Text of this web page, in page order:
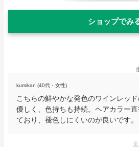
ショップでみ
kumikan (40代・女性)
こちらの鮮やかな発色のワインレッ
優しく、色持ちも持続。ヘアカラー
ており、褪色しにくいのが良いです。